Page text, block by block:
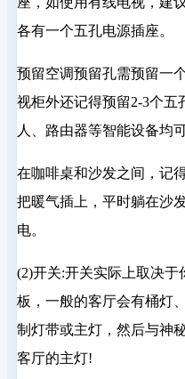
各有一个五孔电源插座。
预留空调预留孔需预留一
视柜外还记得预留2-3个五
人、路由器等智能设备均
在咖啡桌和沙发之间，记
把暖气插上，平时躺在沙
电。
(2)开关:开关实际上取决
板，一般的客厅会有桶灯
制灯带或主灯，然后与神
客厅的主灯!